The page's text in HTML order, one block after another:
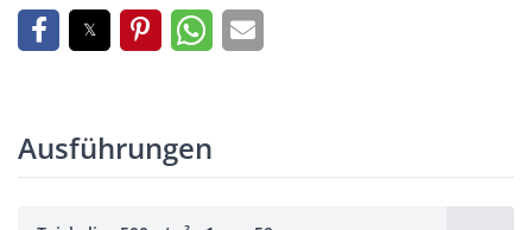
Ausführungen